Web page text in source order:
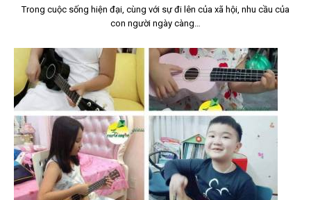
Trong cuộc sống hiện đại, cùng với sự đi lên của xã hội, nhu cầu của
con người ngày càng…